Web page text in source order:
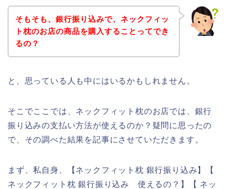
そもそも、銀行振り込みで、ネックフィッ
ト枕のお店の商品を購入することってでき
るの？
と、思っている人も中にはいるかもしれません。
そこでここでは、ネックフィット枕のお店では、銀行
振り込みの支払い方法が使えるのか？疑問に思ったの
で、その調べた結果を記事にさせていただきます。
まず、私自身、【ネックフィット枕 銀行振り込み】【
ネックフィット枕 銀行振り込み 使えるの？】【 ネッ